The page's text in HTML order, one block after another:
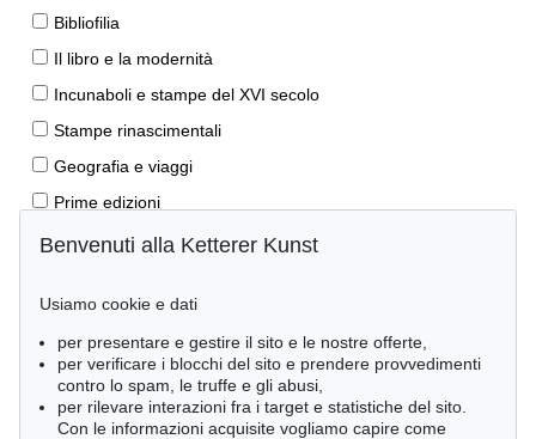
Bibliofilia
Il libro e la modernità
Incunaboli e stampe del XVI secolo
Stampe rinascimentali
Geografia e viaggi
Prime edizioni
Manoscritti antichi
Libri per bambini
Lifestyle
Pietre miliari delle scienze naturali
Letteratura classica
Benvenuti alla Ketterer Kunst
Usiamo cookie e dati
per presentare e gestire il sito e le nostre offerte,
per verificare i blocchi del sito e prendere provvedimenti
contro lo spam, le truffe e gli abusi,
per rilevare interazioni fra i target e statistiche del sito.
Con le informazioni acquisite vogliamo capire come